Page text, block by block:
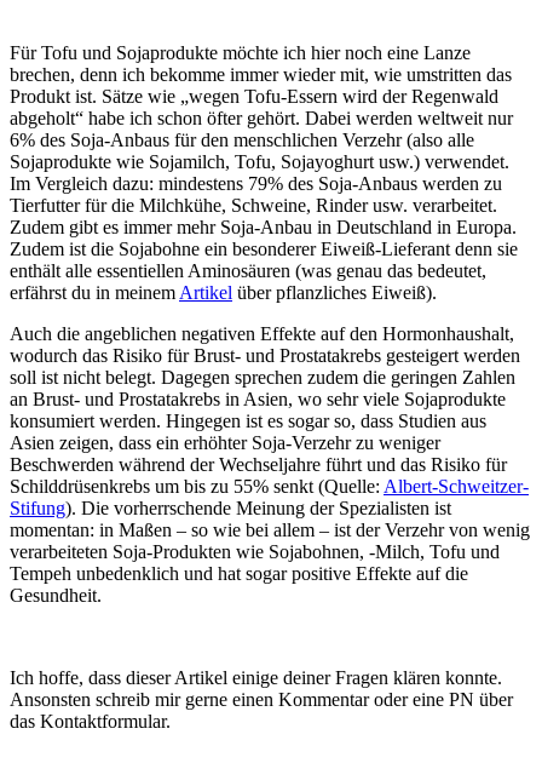
Für Tofu und Sojaprodukte möchte ich hier noch eine Lanze
brechen, denn ich bekomme immer wieder mit, wie umstritten das
Produkt ist. Sätze wie „wegen Tofu-Essern wird der Regenwald
abgeholt“ habe ich schon öfter gehört. Dabei werden weltweit nur
6% des Soja-Anbaus für den menschlichen Verzehr (also alle
Sojaprodukte wie Sojamilch, Tofu, Sojayoghurt usw.) verwendet.
Im Vergleich dazu: mindestens 79% des Soja-Anbaus werden zu
Tierfutter für die Milchkühe, Schweine, Rinder usw. verarbeitet.
Zudem gibt es immer mehr Soja-Anbau in Deutschland in Europa.
Zudem ist die Sojabohne ein besonderer Eiweiß-Lieferant denn sie
enthält alle essentiellen Aminosäuren (was genau das bedeutet,
erfährst du in meinem Artikel über pflanzliches Eiweiß).
Auch die angeblichen negativen Effekte auf den Hormonhaushalt,
wodurch das Risiko für Brust- und Prostatakrebs gesteigert werden
soll ist nicht belegt. Dagegen sprechen zudem die geringen Zahlen
an Brust- und Prostatakrebs in Asien, wo sehr viele Sojaprodukte
konsumiert werden. Hingegen ist es sogar so, dass Studien aus
Asien zeigen, dass ein erhöhter Soja-Verzehr zu weniger
Beschwerden während der Wechseljahre führt und das Risiko für
Schilddrüsenkrebs um bis zu 55% senkt (Quelle: Albert-Schweitzer-
Stifung). Die vorherrschende Meinung der Spezialisten ist
momentan: in Maßen – so wie bei allem – ist der Verzehr von wenig
verarbeiteten Soja-Produkten wie Sojabohnen, -Milch, Tofu und
Tempeh unbedenklich und hat sogar positive Effekte auf die
Gesundheit.
Ich hoffe, dass dieser Artikel einige deiner Fragen klären konnte.
Ansonsten schreib mir gerne einen Kommentar oder eine PN über
das Kontaktformular.